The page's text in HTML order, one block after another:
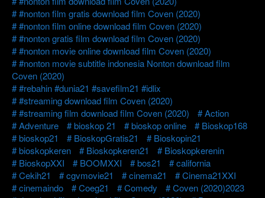
#nonton film gratis download film Coven (2020)
#nonton film online download film Coven (2020)
#nonton gratis film download film Coven (2020)
#nonton movie online download film Coven (2020)
#nonton movie subtitle indonesia Nonton download film
Coven (2020)
#rebahin #dunia21 #savefilm21 #idlix
#streaming download film Coven (2020)
#streaming film download film Coven (2020)
Action
Adventure
bioskop 21 bioskop online
Bioskop168
bioskop21
BioskopGratis21
Bioskopin21
bioskopkeren
Bioskopkeren21
Bioskopkerenin
BioskopXXI
BOOMXXI bos21
california
Cekih21
cgvmovie21 cinema21
Cinema21XXI
cinemaindo
Coeg21 Comedy
Coven (2020)2023